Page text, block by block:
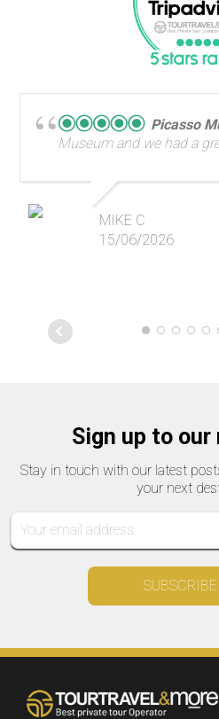
Picasso
Museum and we had a
MIKE C
15/06/2026
Sign up to
Stay in touch with our latest
your next